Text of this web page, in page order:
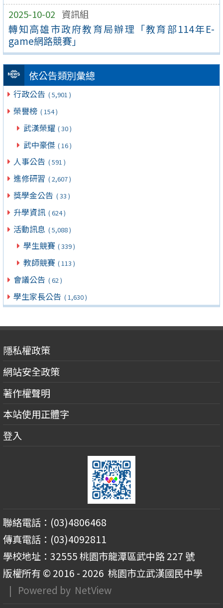
2025-10-02 資訊組
轉知高雄市政府教育局辦理「教育部114年E-
game網路競賽」
依公告類別彙總
行政公告 ( 5,901 )
榮譽榜 ( 154 )
武漢榮耀 ( 30 )
武中豪傑 ( 16 )
人事公告 ( 591 )
進修研習 ( 2,607 )
獎學金公告 ( 33 )
升學資訊 ( 624 )
活動訊息 ( 5,088 )
學生競賽 ( 339 )
教師競賽 ( 113 )
會議公告 ( 62 )
學生家長公告 ( 1,630 )
隱私權政策
網站安全政策
著作權聲明
本站使用正體字
登入
聯絡電話：(03)4806468
傳真電話：(03)4092811
學校地址：32555 桃園市龍潭區武中路 227 號
版權所有 © 2016 - 2026 桃園市立武漢國民中學
| Powered by NetView